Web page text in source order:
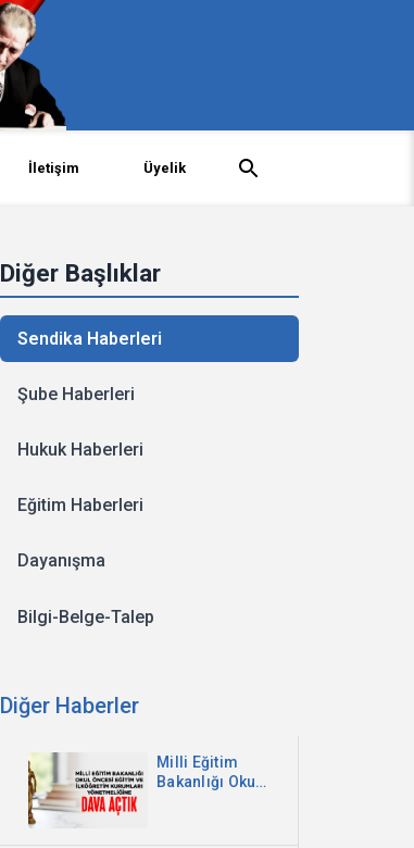
İletişim Üyelik
Diğer Başlıklar
Sendika Haberleri
Şube Haberleri
Hukuk Haberleri
Eğitim Haberleri
Dayanışma
Bilgi-Belge-Talep
Diğer Haberler
Milli Eğitim
Bakanlığı Okul